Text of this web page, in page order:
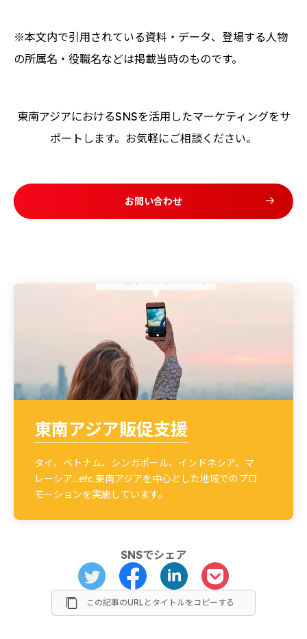
※本文内で引用されている資料・データ、登場する人物
の所属名・役職名などは掲載当時のものです。
東南アジアにおけるSNSを活用したマーケティングをサ
ポートします。お気軽にご相談ください。
お問い合わせ
東南アジア販促支援
タイ、ベトナム、シンガポール、インドネシア、マ
レーシア…etc.東南アジアを中心とした地域でのプロ
モーションを実施しています。
SNSでシェア
この記事のURLとタイトルをコピーする